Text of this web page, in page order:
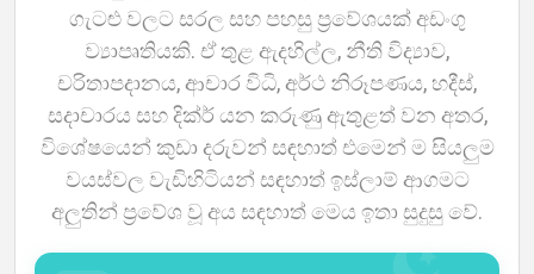
ගැන
භාෂා
ගැටළු වලට සරල සහ පහසු ප්‍රවේශයක් අඩංගු
ව්‍යාපෘතියකි. ඒ තුළ ඇදහිල්ල, නීති විද්‍යාව,
චරිතාපදානය, ආචාර විධි, අර්ථ නිරූපණය, හදීස්,
සදාචාරය සහ දික්ර් යන කරුණු ඇතුළත් වන අතර,
විශේෂයෙන් කුඩා දරුවන් සඳහාත් එමෙන් ම සියලුම
වයස්වල වැඩිහිටියන් සඳහාත් ඉස්ලාම් ආගමට
අලුතින් ප්‍රවේශ වූ අය සඳහාත් මෙය ඉතා සුදුසු වේ.